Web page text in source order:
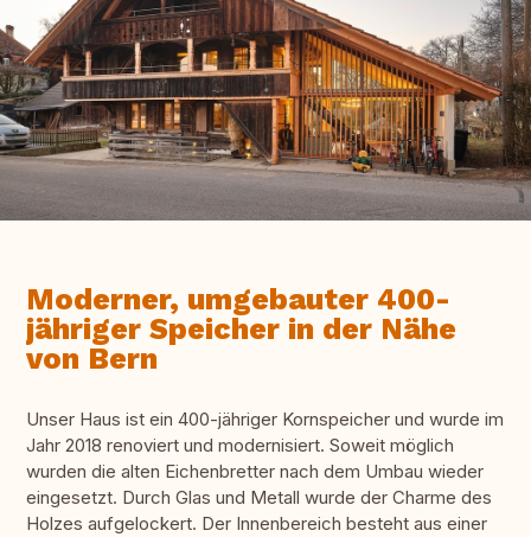
Moderner, umgebauter 400-
jähriger Speicher in der Nähe
von Bern
Unser Haus ist ein 400-jähriger Kornspeicher und wurde im
Jahr 2018 renoviert und modernisiert. Soweit möglich
wurden die alten Eichenbretter nach dem Umbau wieder
eingesetzt. Durch Glas und Metall wurde der Charme des
Holzes aufgelockert. Der Innenbereich besteht aus einer